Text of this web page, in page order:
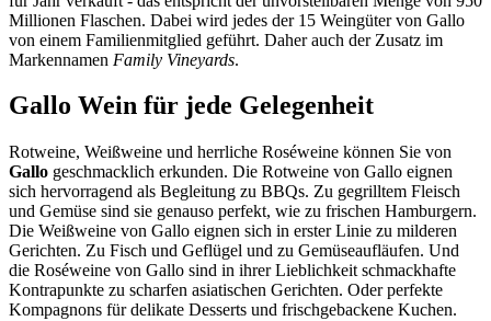
Millionen Flaschen. Dabei wird jedes der 15 Weingüter von Gallo
von einem Familienmitglied geführt. Daher auch der Zusatz im
Markennamen Family Vineyards.
Gallo Wein für jede Gelegenheit
Rotweine, Weißweine und herrliche Roséweine können Sie von
Gallo geschmacklich erkunden. Die Rotweine von Gallo eignen
sich hervorragend als Begleitung zu BBQs. Zu gegrilltem Fleisch
und Gemüse sind sie genauso perfekt, wie zu frischen Hamburgern.
Die Weißweine von Gallo eignen sich in erster Linie zu milderen
Gerichten. Zu Fisch und Geflügel und zu Gemüseaufläufen. Und
die Roséweine von Gallo sind in ihrer Lieblichkeit schmackhafte
Kontrapunkte zu scharfen asiatischen Gerichten. Oder perfekte
Kompagnons für delikate Desserts und frischgebackene Kuchen.